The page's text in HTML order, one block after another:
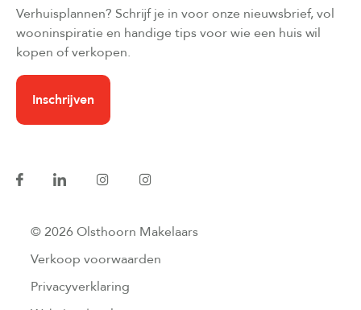
Verhuisplannen? Schrijf je in voor onze nieuwsbrief, vol
wooninspiratie en handige tips voor wie een huis wil
kopen of verkopen.
Inschrijven
© 2026 Olsthoorn Makelaars
Verkoop voorwaarden
Privacyverklaring